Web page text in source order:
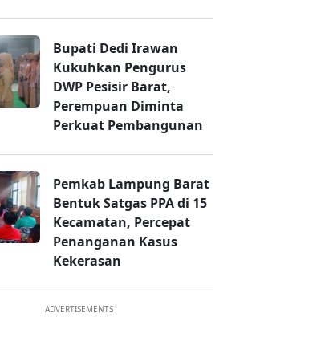
Bupati Dedi Irawan
Kukuhkan Pengurus
DWP Pesisir Barat,
Perempuan Diminta
Perkuat Pembangunan
Pemkab Lampung Barat
Bentuk Satgas PPA di 15
Kecamatan, Percepat
Penanganan Kasus
Kekerasan
ADVERTISEMENTS